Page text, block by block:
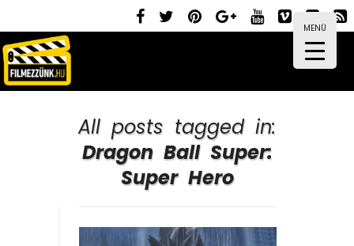
MENÜ
All posts tagged in:
Dragon Ball Super:
Super Hero